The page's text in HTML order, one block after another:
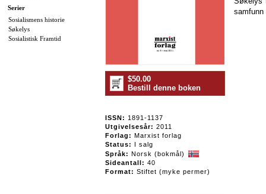
Serier
Sosialismens historie
Søkelys
Sosialistisk Framtid
$50.00
Bestill denne boken
ISSN: 1891-1137
Utgivelsesår: 2011
Forlag: Marxist forlag
Status: I salg
Språk: Norsk (bokmål)
Sideantall: 40
Format: Stiftet (myke permer)
samfunn